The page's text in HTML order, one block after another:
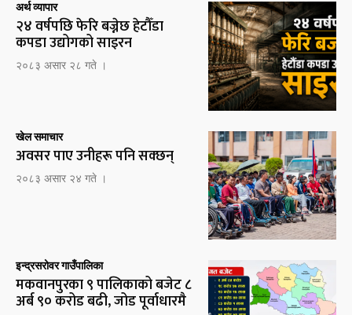
अर्थ व्यापार
२४ वर्षपछि फेरि बज्नेछ हेटौँडा
कपडा उद्योगको साइरन
२०८३ असार २८ गते ।
खेल समाचार
अवसर पाए उनीहरू पनि सक्छन्
२०८३ असार २४ गते ।
इन्द्रसरोवर गाउँपालिका
मकवानपुरका ९ पालिकाको बजेट ८
अर्ब ९० करोड बढी, जोड पूर्वाधारमै